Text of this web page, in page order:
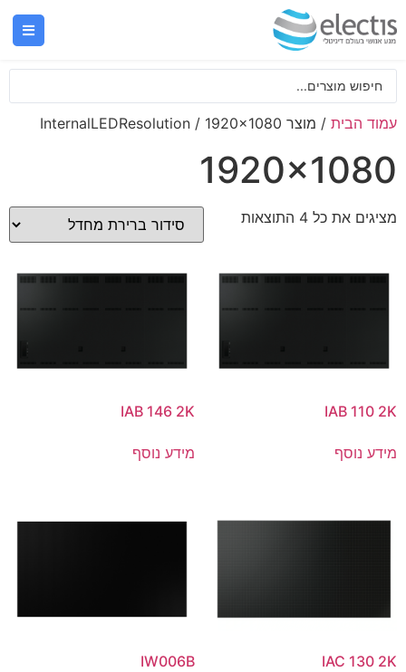
עמוד הבית / מוצר InternalLEDResolution / 1920x1080
1920x1080
מציגים את כל ⁦4⁩ התוצאות
IAB 110 2K
מידע נוסף
IAB 146 2K
מידע נוסף
IAC 130 2K
IW006B